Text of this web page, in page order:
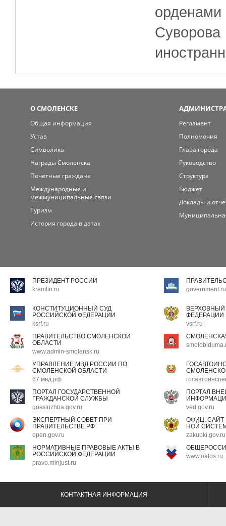
О СМОЛЕНСКЕ
Общая информация
Устав
Символика
Награды Смоленска
Почётные граждане
Международные и
межмуниципальные связи
Туризм
История города в датах
Регламент
Полномочия
Глава города
Руководство
Структура
Бюджет
Доклады и
ПРЕЗИДЕНТ РОССИИ
kremlin.ru
government.ru
КОНСТИТУЦИОННЫЙ СУД
РОССИЙСКОЙ ФЕДЕРАЦИИ
ksrf.ru
ФЕДЕРАЦИИ
vsrf.ru
ПРАВИТЕЛЬСТВО СМОЛЕНСКОЙ
ОБЛАСТИ
www.admin-smolensk.ru
УПРАВЛЕНИЕ МВД РОССИИ ПО
СМОЛЕНСКОЙ ОБЛАСТИ
67.мвд.рф
ПОРТАЛ ГОСУДАРСТВЕННОЙ
ГРАЖДАНСКОЙ СЛУЖБЫ
gossluzhba.gov.ru
ПОРТАЛ
ved.gov.ru
ЭКСПЕРТНЫЙ СОВЕТ ПРИ
ПРАВИТЕЛЬСТВЕ РФ
open.gov.ru
ОФИЦ.
НОЙ
zakupki.gov.ru
НОРМАТИВНЫЕ ПРАВОВЫЕ АКТЫ В
РОССИЙСКОЙ ФЕДЕРАЦИИ
pravo.minjust.ru
www.oatos.ru
КОНТАКТНАЯ ИНФОРМАЦИЯ